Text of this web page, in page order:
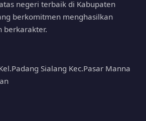
negeri terbaik di Kabupaten
berkomitmen menghasilkan
berkarakter.
Sialang Kec.Pasar Manna